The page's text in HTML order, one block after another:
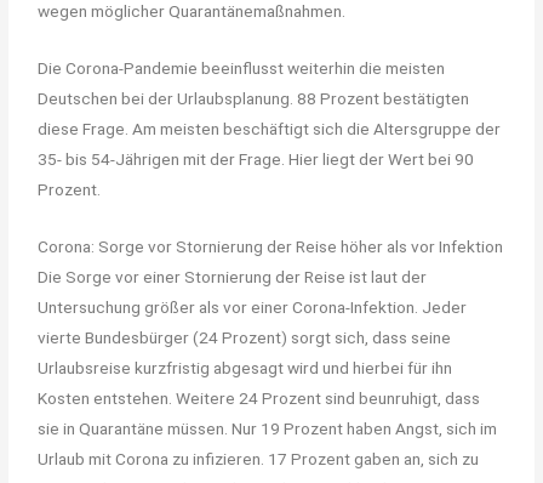
wegen möglicher Quarantänemaßnahmen.
Die Corona-Pandemie beeinflusst weiterhin die meisten
Deutschen bei der Urlaubsplanung. 88 Prozent bestätigten
diese Frage. Am meisten beschäftigt sich die Altersgruppe der
35- bis 54-Jährigen mit der Frage. Hier liegt der Wert bei 90
Prozent.
Corona: Sorge vor Stornierung der Reise höher als vor Infektion
Die Sorge vor einer Stornierung der Reise ist laut der
Untersuchung größer als vor einer Corona-Infektion. Jeder
vierte Bundesbürger (24 Prozent) sorgt sich, dass seine
Urlaubsreise kurzfristig abgesagt wird und hierbei für ihn
Kosten entstehen. Weitere 24 Prozent sind beunruhigt, dass
sie in Quarantäne müssen. Nur 19 Prozent haben Angst, sich im
Urlaub mit Corona zu infizieren. 17 Prozent gaben an, sich zu